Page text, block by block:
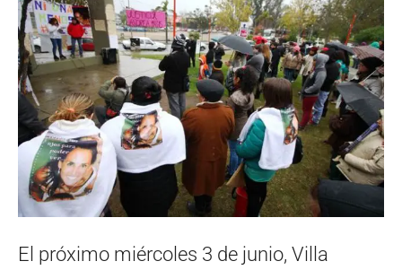
El próximo miércoles 3 de junio, Villa